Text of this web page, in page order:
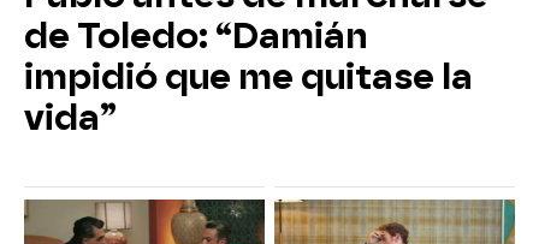
de Toledo: “Damián
impidió que me quitase la
vida”